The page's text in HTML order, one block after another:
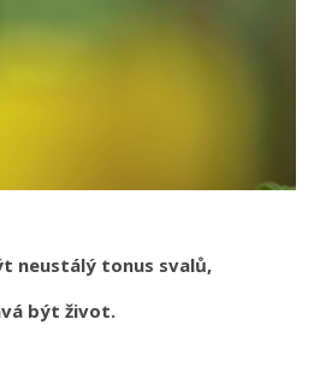
neustálý tonus svalů,
být život.